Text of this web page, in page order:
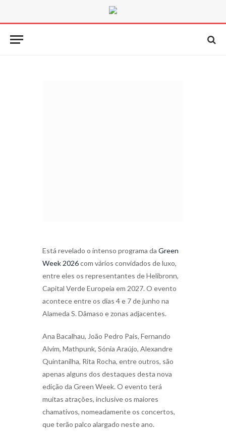
Está revelado o intenso programa da Green
Week 2026com vários convidados de luxo,
entre eles os representantes de Helibronn,
Capital Verde Europeia em 2027. O evento
acontece entre os dias 4 e 7 de junho na
Alameda S. Dâmaso e zonas adjacentes.
Ana Bacalhau, João Pedro Pais, Fernando
Alvim, Mathpunk, Sónia Araújo, Alexandre
Quintanilha, Rita Rocha, entre outros, são
apenas alguns dos destaques desta nova
edição da Green Week. O evento terá
muitas atrações, inclusive os maiores
chamativos, nomeadamente os concertos,
que terão palco alargado neste ano.